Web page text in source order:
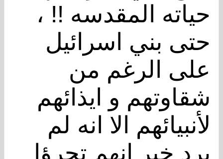
حياته المقدسه !! ،
حتى بني اسرائيل
على الرغم من
شقاوتهم و ايذائهم
لأنبيائهم الا انه لم
يرد خبر انهم تجرؤا